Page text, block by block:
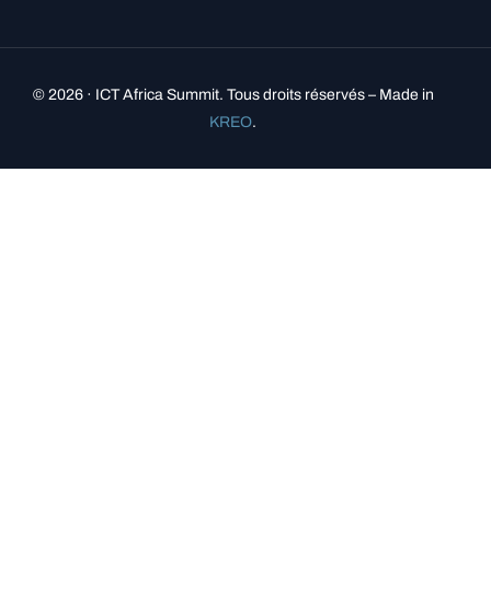
© 2026 · ICT Africa Summit. Tous droits réservés – Made in
KREO.